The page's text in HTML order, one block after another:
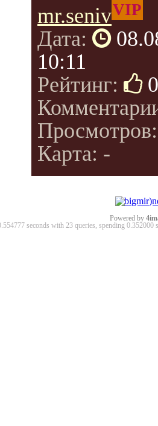
mr.senivVIP
Дата:
10:11
Рейтинг:
0
Карта: -
Powered by
seconds with 23 queries, spending